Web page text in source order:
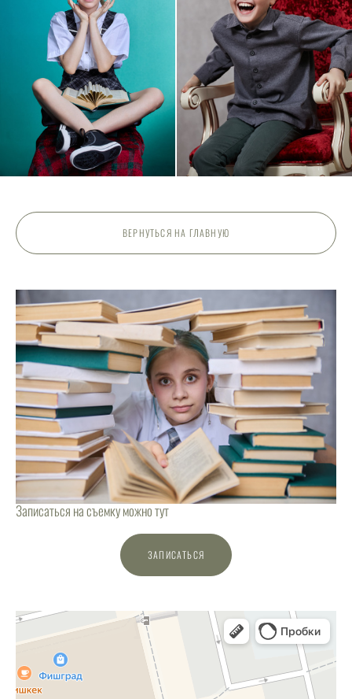
ВЕРНУТЬСЯ НА ГЛАВНУЮ
Записаться на съемку можно тут
ЗАПИСАТЬСЯ